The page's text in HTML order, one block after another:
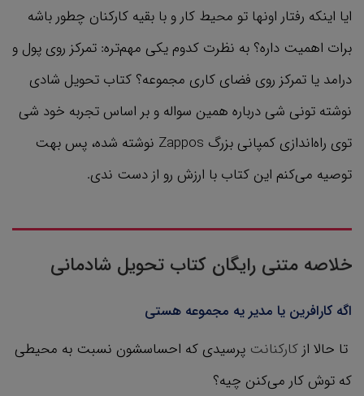
ایا اینکه رفتار اونها تو محیط کار و با بقیه کارکنان چطور باشه
برات اهمیت داره؟ به نظرت کدوم یکی مهم‌تره: تمرکز روی پول و
درامد یا تمرکز روی فضای کاری مجموعه؟ کتاب تحویل شادی
نوشته تونی شی درباره همین سواله و بر اساس تجربه خود شی
توی راه‌اندازی کمپانی بزرگ Zappos نوشته شده، پس بهت
توصیه می‌کنم این کتاب با ارزش رو از دست ندی.
خلاصه متنی رایگان کتاب تحویل شادمانی
اگه کار‌افرین یا مدیر یه مجموعه هستی
تا حالا از کارکنانت پرسیدی که احساسشون نسبت به محیطی
که توش کار می‌کنن چیه؟